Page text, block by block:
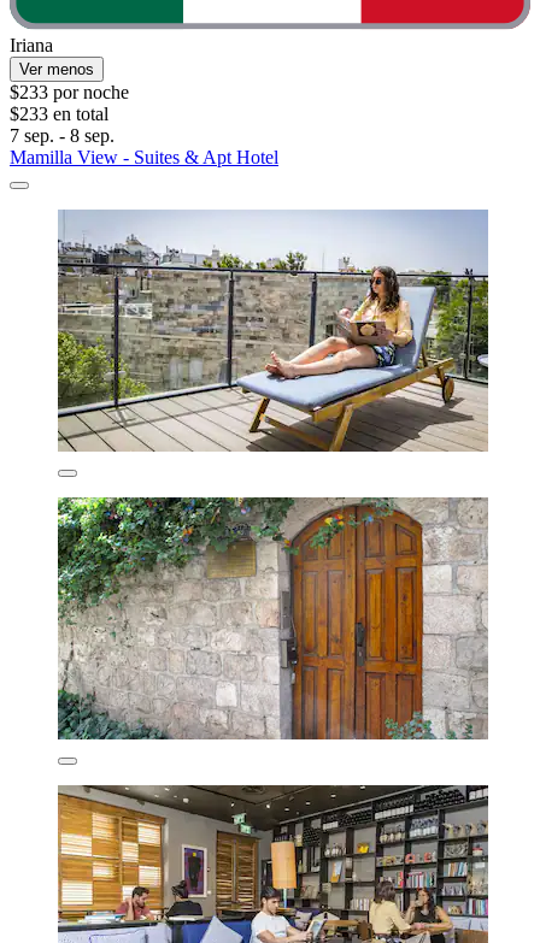
Iriana
Ver menos
$233 por noche
$233 en total
7 sep. - 8 sep.
Mamilla View - Suites & Apt Hotel